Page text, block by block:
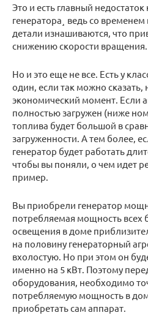
Это и есть главный недостаток
генератора¸ ведь со
детали изнашиваются, что
снижению скорости вращения.
Но и это еще не все. Есть у
один, если так можно сказать,
экономический момент. Если
полностью загружен (ниже
топлива будет большой в
загруженности. А тем более,
генератор будет работать
чтобы вы поняли, о чем идет
пример.
Вы приобрели генератор
потребляемая мощность всех
освещения в доме
на половину генераторный
вхолостую. Но при этом он
именно на 5 кВт. Поэтому
оборудования, необходимо
потребляемую мощность в
приобретать сам аппарат.